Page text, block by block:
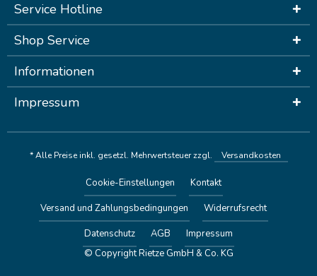
Service Hotline
Shop Service
Informationen
Impressum
* Alle Preise inkl. gesetzl. Mehrwertsteuer zzgl. Versandkosten
Cookie-Einstellungen
Kontakt
Versand und Zahlungsbedingungen
Widerrufsrecht
Datenschutz
AGB
Impressum
© Copyright Rietze GmbH & Co. KG